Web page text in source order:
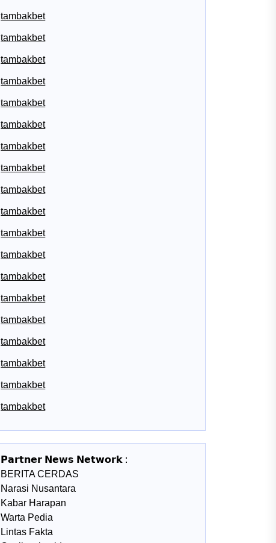
tambakbet
tambakbet
tambakbet
tambakbet
tambakbet
tambakbet
tambakbet
tambakbet
tambakbet
tambakbet
tambakbet
tambakbet
tambakbet
tambakbet
tambakbet
tambakbet
tambakbet
tambakbet
tambakbet
𝗣𝗮𝗿𝘁𝗻𝗲𝗿 𝗡𝗲𝘄𝘀 𝗡𝗲𝘁𝘄𝗼𝗿𝗸 :
BERITA CERDAS
Narasi Nusantara
Kabar Harapan
Warta Pedia
Lintas Fakta